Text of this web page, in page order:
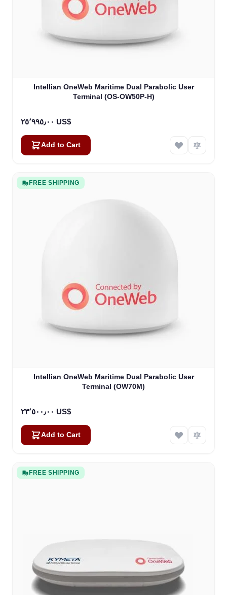
Intellian OneWeb Maritime Dual Parabolic User
Terminal (OS-OW50P-H)
٢٥٬٩٩٥٫٠٠ US$
Add to Cart
FREE SHIPPING
Intellian OneWeb Maritime Dual Parabolic User
Terminal (OW70M)
٢٣٬٥٠٠٫٠٠ US$
Add to Cart
FREE SHIPPING